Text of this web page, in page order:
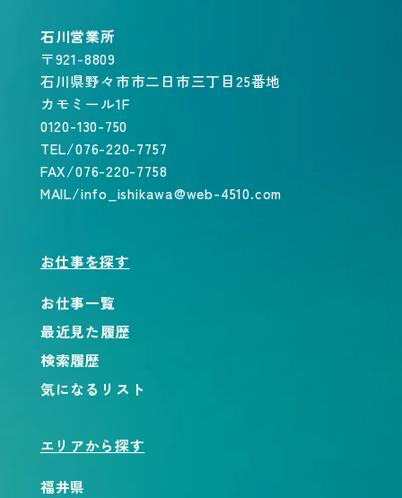
石川営業所
〒921-8809
石川県野々市市二日市三丁目25番地
カモミール1F
0120-130-750
TEL/076-220-7757
FAX/076-220-7758
MAIL/info_ishikawa@web-4510.com
お仕事を探す
お仕事一覧
最近見た履歴
検索履歴
気になるリスト
エリアから探す
福井県